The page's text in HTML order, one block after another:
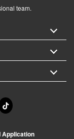
team.
Application